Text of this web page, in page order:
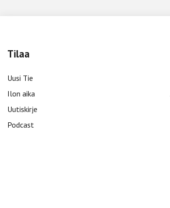
Tilaa
Uusi Tie
Ilon aika
Uutiskirje
Podcast